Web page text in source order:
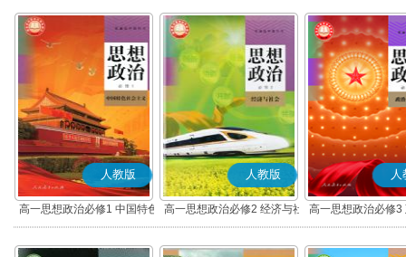
人教版
高一思想政治必修1 中国特色
社会主义(部编版)
人教版
高一思想政治必修2 经济与社
会(部编版)
人
高一思想政治必修3
治(部编版)